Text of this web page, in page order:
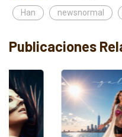
Han newsnormal
Publicaciones